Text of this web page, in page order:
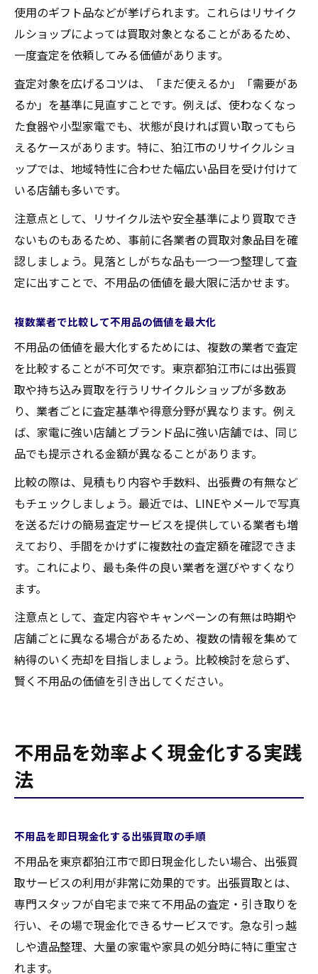
使用のギフト品などが挙げられます。これらはリサイク
ルショップによっては買取対象となることがあるため、
一度査定を依頼してみる価値があります。
査定対象を広げるコツは、「まだ使えるか」「需要があ
るか」を基準に見直すことです。例えば、使わなくなっ
た食器や小型家電でも、状態が良ければ買い取ってもら
えるケースがあります。特に、狛江市のリサイクルショ
ップでは、地域特性に合わせた幅広い品目を受け付けて
いる店舗も多いです。
注意点として、リサイクル法や安全基準により買取でき
ないものもあるため、事前に各業者の買取対象品目を確
認しましょう。見落としがちな品も一つ一つ整理して査
定に出すことで、不用品の価値を最大限に活かせます。
複数業者で比較して不用品の価値を最大化
不用品の価値を最大化するためには、複数の業者で査定
を比較することが不可欠です。東京都狛江市には出張買
取や持ち込み買取を行うリサイクルショップが多数あ
り、業者ごとに査定基準や得意分野が異なります。例え
ば、家電に強い店舗とブランド品に強い店舗では、同じ
品でも提示される金額が異なることがあります。
比較の際は、見積もり内容や手数料、出張費の有無など
もチェックしましょう。最近では、LINEやメールで写真
を送るだけの簡易査定サービスを提供している業者も増
えており、手間をかけずに複数社の査定額を確認できま
す。これにより、最も条件の良い業者を選びやすくなり
ます。
注意点として、査定内容やキャンペーンの有無は時期や
店舗ごとに異なる場合があるため、複数の情報を集めて
納得のいく売却を目指しましょう。比較検討を怠らず、
賢く不用品の価値を引き出してください。
不用品を効率よく現金化する実践
法
不用品を即日現金化する出張買取の手順
不用品を東京都狛江市で即日現金化したい場合、出張買
取サービスの利用が非常に効果的です。出張買取とは、
専門スタッフが自宅まで来て不用品の査定・引き取りを
行い、その場で現金化できるサービスです。急な引っ越
しや遺品整理、大量の家電や家具の処分時に特に重宝さ
れます。